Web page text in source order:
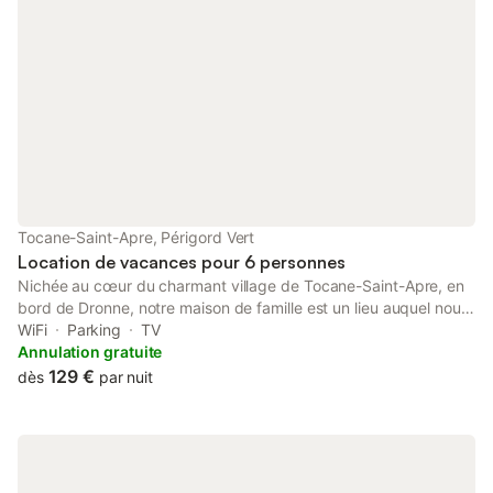
Tocane-Saint-Apre, Périgord Vert
Location de vacances pour 6 personnes
Nichée au cœur du charmant village de Tocane-Saint-Apre, en
bord de Dronne, notre maison de famille est un lieu auquel nous
sommes profondément attachés. On a su conserver son
authenticité tout en offrant le confort nécessaire pour un séjour
paisible, au rythme de la campagne périgourdine. Ici, tout invite
WiFi Parking
TV
Annulation gratuite
dès 129 € par nuit